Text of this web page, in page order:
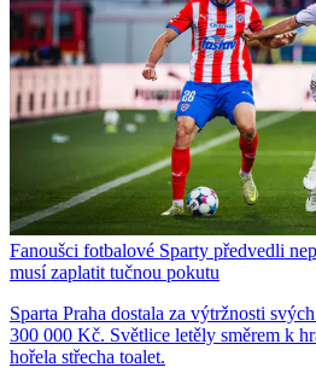
Fanoušci fotbalové Sparty předvedli
musí zaplatit tučnou pokutu
Sparta Praha dostala za výtržnosti
300 000 Kč. Světlice letěly směrem k
hořela střecha toalet.